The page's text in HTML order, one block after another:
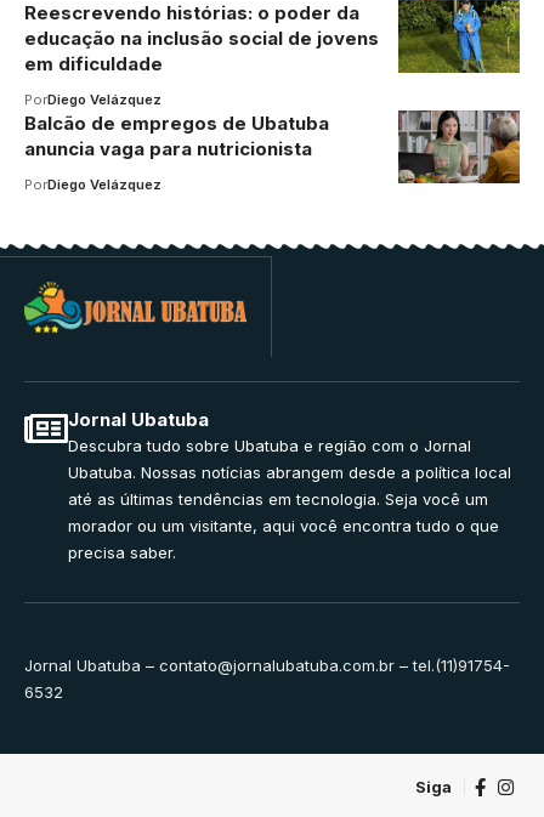
Reescrevendo histórias: o poder da
educação na inclusão social de jovens
em dificuldade
PorDiego Velázquez
Balcão de empregos de Ubatuba
anuncia vaga para nutricionista
PorDiego Velázquez
Jornal Ubatuba
Descubra tudo sobre Ubatuba e região com o Jornal
Ubatuba. Nossas notícias abrangem desde a política local
até as últimas tendências em tecnologia. Seja você um
morador ou um visitante, aqui você encontra tudo o que
precisa saber.
Jornal Ubatuba – contato@jornalubatuba.com.br – tel.(11)91754-
6532
Siga